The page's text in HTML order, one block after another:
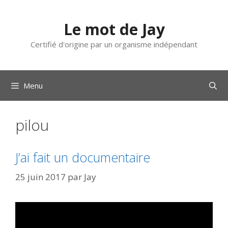
Le mot de Jay
Certifié d'origine par un organisme indépendant
Menu
pilou
J’ai fait un documentaire
25 juin 2017 par Jay